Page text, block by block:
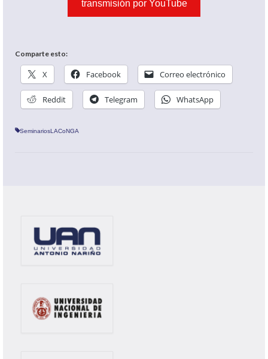
transmisión por YouTube
Comparte esto:
X Facebook Correo electrónico
Reddit Telegram WhatsApp
SeminariosLACoNGA